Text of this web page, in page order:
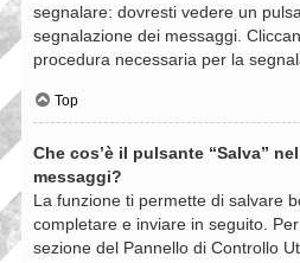
segnalare: dovresti vedere un
segnalazione dei messaggi.
procedura necessaria per la
Top
Che cos’è il pulsante “Salva”
messaggi?
La funzione ti permette di salvare
completare e inviare in seguito.
sezione del Pannello di Controllo